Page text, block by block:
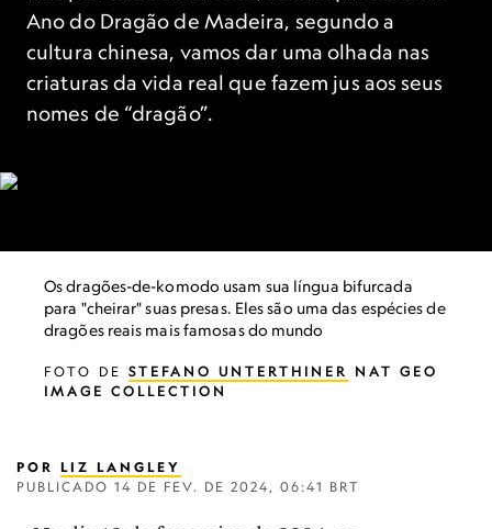
Ano do Dragão de Madeira, segundo a
cultura chinesa, vamos dar uma olhada nas
criaturas da vida real que fazem jus aos seus
nomes de “dragão”.
Os dragões-de-komodo usam sua língua bifurcada
para "cheirar" suas presas. Eles são uma das espécies de
dragões reais mais famosas do mundo
FOTO DE STEFANO UNTERTHINER
NAT GEO
IMAGE COLLECTION
POR LIZ LANGLEY
PUBLICADO 14 DE FEV. DE 2024, 06:41 BRT